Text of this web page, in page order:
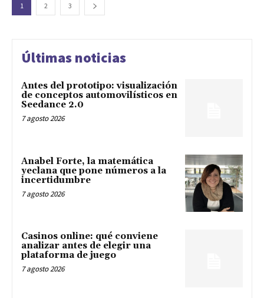
1 2 3
Últimas noticias
Antes del prototipo: visualización
de conceptos automovilísticos en
Seedance 2.0
7 agosto 2026
Anabel Forte, la matemática
yeclana que pone números a la
incertidumbre
7 agosto 2026
Casinos online: qué conviene
analizar antes de elegir una
plataforma de juego
7 agosto 2026